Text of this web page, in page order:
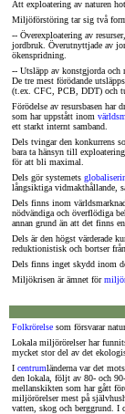
Att exploatering av naturen
Miljöförstöring tar sig två
-- Överexploatering av
jordbruk. Överutnyttjade av
ökenspridning.
-- Utsläpp av konstgjorda och
De tre mest förödande
(t.ex. CFC, PCB, DDT) och
Förödelse av resursbasen
som har uppstått inom
ett starkt internt samband.
Dels tvingar den konkurrens
bara ta hänsyn till
för att bli maximal.
Dels gör systemets
långsiktiga vidmakthållande,
Dels finns inom
nödvändiga och överflödiga
annan grund än att det finns
Dels är den högst värderade
reduktionistisk och bortser
Dels finns inget skydd inom
Miljökrisen är ämnet för
Folkrörelse som försvarar
Lokala miljörörelser har
mycket stor del av det
I centrumländerna var det
den lokala, följt av 80- och
mellanskikten som har gått
miljörörelser mest på
vatten, skog och berggrund. I